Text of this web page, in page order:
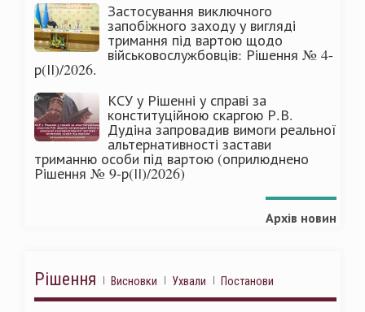
Застосування виключного
запобіжного заходу у вигляді
тримання під вартою щодо
військовослужбовців: Рішення № 4-
р(ІІ)/2026.
КСУ у Рішенні у справі за
конституційною скаргою Р.В.
Дудіна запровадив вимоги реальної
альтернативності застави
триманню особи під вартою (оприлюднено
Рішення № 9-р(ІІ)/2026)
Архів новин
Рішення Висновки Ухвали Постанови